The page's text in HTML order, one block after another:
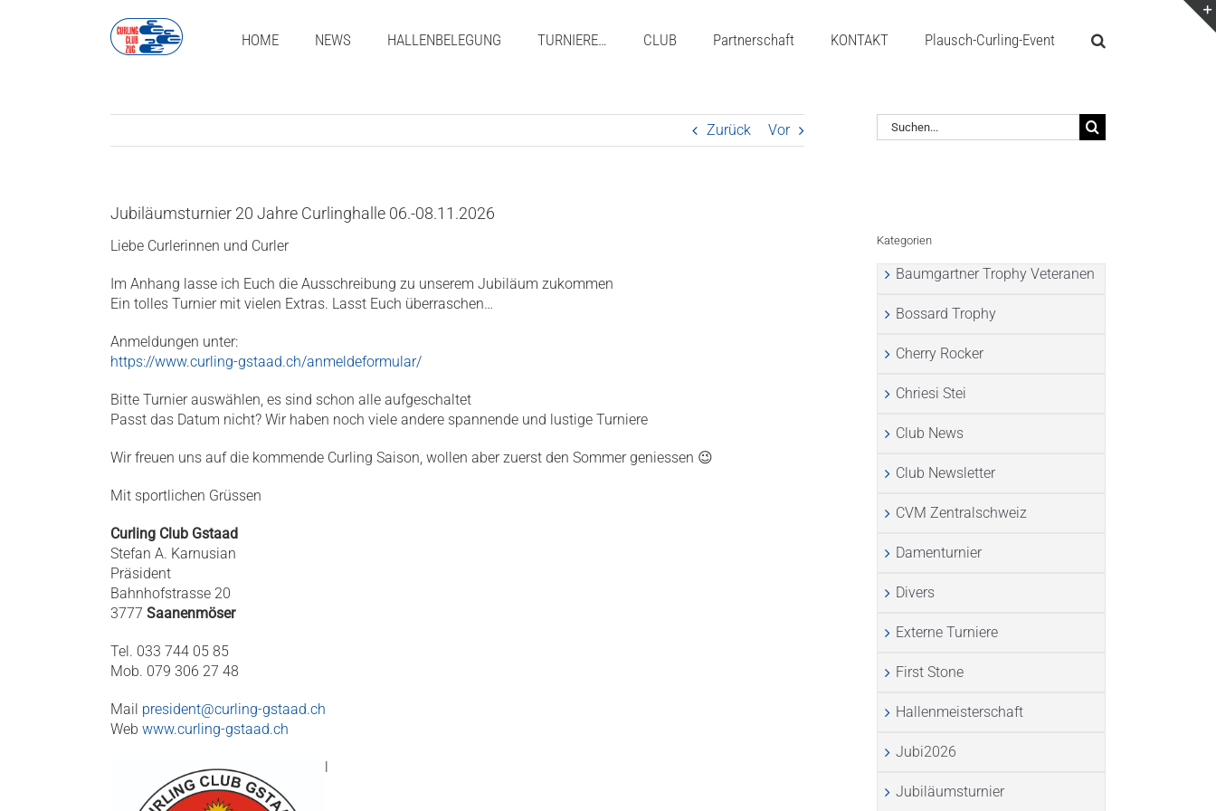
HOME NEWS HALLENBELEGUNG TURNIERE… CLUB Partnerschaft KONTAKT Plausch-Curling-Event
Zurück Vor
Jubiläumsturnier 20 Jahre Curlinghalle 06.-08.11.2026
Liebe Curlerinnen und Curler
Im Anhang lasse ich Euch die Ausschreibung zu unserem Jubiläum zukommen
Ein tolles Turnier mit vielen Extras. Lasst Euch überraschen…
Anmeldungen unter:
https://www.curling-gstaad.ch/anmeldeformular/
Bitte Turnier auswählen, es sind schon alle aufgeschaltet
Passt das Datum nicht? Wir haben noch viele andere spannende und lustige Turniere
Wir freuen uns auf die kommende Curling Saison, wollen aber zuerst den Sommer geniessen 😉
Mit sportlichen Grüssen
Curling Club Gstaad
Stefan A. Karnusian
Präsident
Bahnhofstrasse 20
3777 Saanenmöser
Tel. 033 744 05 85
Mob. 079 306 27 48
Mail president@curling-gstaad.ch
Web www.curling-gstaad.ch
l
Suche
nach:
Kategorien
Baumgartner Trophy Veteranen
Bossard Trophy
Cherry Rocker
Chriesi Stei
Club News
Club Newsletter
CVM Zentralschweiz
Damenturnier
Divers
Externe Turniere
First Stone
Hallenmeisterschaft
Jubi2026
Jubiläumsturnier